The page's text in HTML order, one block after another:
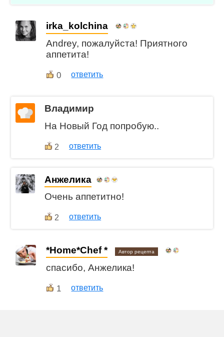
irka_kolchina
Andrey, пожалуйста! Приятного
аппетита!
0 ответить
Владимир
На Новый Год попробую..
2 ответить
Анжелика
Очень аппетитно!
2 ответить
*Home*Chef * Автор рецепта
спасибо, Анжелика!
1 ответить